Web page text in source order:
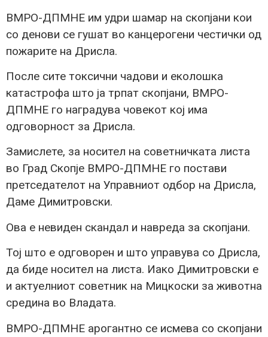
ВМРО-ДПМНЕ им удри шамар на скопјани кои
со денови се гушат во канцерогени честички од
пожарите на Дрисла.
После сите токсични чадови и еколошка
катастрофа што ја трпат скопјани, ВМРО-
ДПМНЕ го наградува човекот кој има
одговорност за Дрисла.
Замислете, за носител на советничката листа
во Град Скопје ВМРО-ДПМНЕ го постави
претседателот на Управниот одбор на Дрисла,
Даме Димитровски.
Ова е невиден скандал и навреда за скопјани.
Тој што е одговорен и што управува со Дрисла,
да биде носител на листа. Иако Димитровски е
и актуелниот советник на Мицкоски за животна
средина во Владата.
ВМРО-ДПМНЕ арогантно се исмева со скопјани